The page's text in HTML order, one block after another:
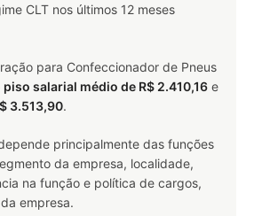
CLT nos últimos 12 meses
para Confeccionador de Pneus
piso salarial médio de R$ 2.410,16 e
3.513,90.
principalmente das funções
da empresa, localidade,
na função e política de cargos,
empresa.